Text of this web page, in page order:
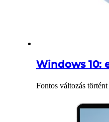
Windows 10:
Fontos változás